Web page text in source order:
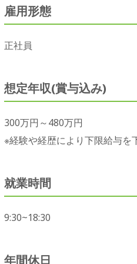
雇用形態
正社員
想定年収(賞与込み)
300万円～480万円
※経験や経歴により下限給与を
就業時間
9:30~18:30
年間休日